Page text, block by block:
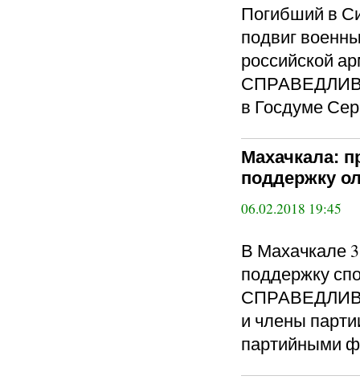
Погибший в
подвиг
российской
в Госдуме
Махачкала:
поддержку
06.02.2018 19:45
В Махачкале
поддержку
и члены
партийными